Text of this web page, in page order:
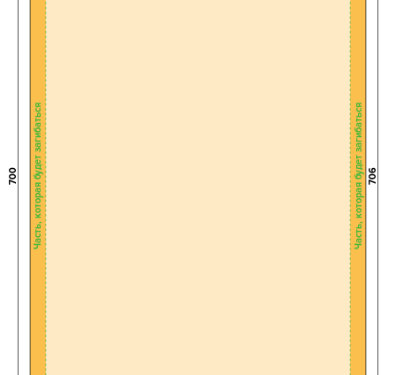
706
700 Часть, которая будет загибаться Часть, которая будет загибаться